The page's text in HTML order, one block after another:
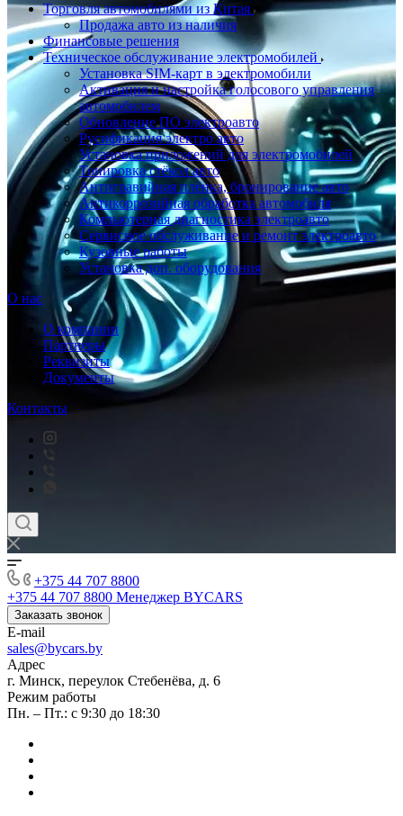
Торговля автомобилями из Китая
Продажа авто из наличия
Финансовые решения
Техническое обслуживание электромобилей
Установка SIM-карт в электромобили
Активация и настройка голосового управления
автомобилем
Обновление ПО электроавто
Русификация электро авто
Установка приложений для электромобилей
Тонировка стёкол авто
Антигравийная плёнка, бронирование авто
Антикоррозийная обработка автомобиля
Компьютерная диагностика электроавто
Сервисное обслуживание и ремонт электроавто
Кузовные работы
Установка доп. оборудования
О нас
О компании
Партнеры
Реквизиты
Документы
Контакты
+375 44 707 8800
+375 44 707 8800 Менеджер BYCARS
Заказать звонок
E-mail
sales@bycars.by
Адрес
г. Минск, переулок Стебенёва, д. 6
Режим работы
Пн. – Пт.: с 9:30 до 18:30